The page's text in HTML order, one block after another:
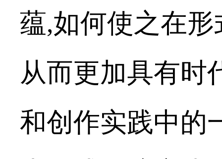
蕴,如何使之在
从而更加具有时
和创作实践中的